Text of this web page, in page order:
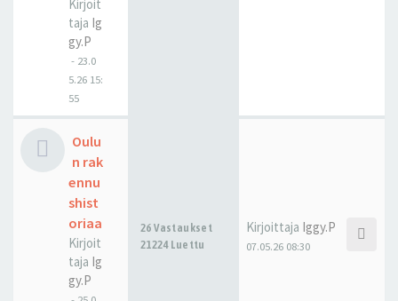
Kirjoit
taja Ig
gy.P
- 23.0
5.26 15:
55
Oulu
n rak
ennu
shist
oriaa
Kirjoit
taja Ig
gy.P
26 Vastaukset
21224 Luettu
Kirjoittaja Iggy.P
07.05.26 08:30